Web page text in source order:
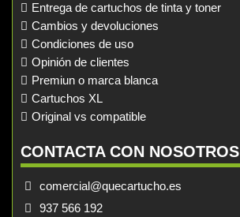
Entrega de cartuchos de tinta y toner
Cambios y devoluciones
Condiciones de uso
Opinión de clientes
Premiun o marca blanca
Cartuchos XL
Original vs compatible
CONTACTA CON NOSOTROS
comercial@quecartucho.es
937 566 192